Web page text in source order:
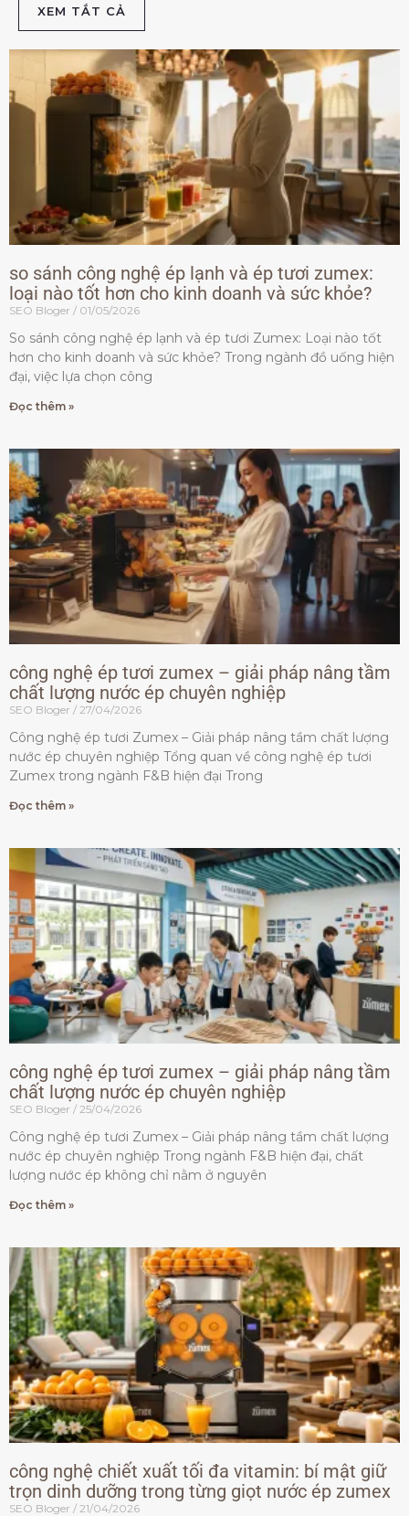
XEM TẮT CẢ
so sánh công nghệ ép lạnh và ép tươi zumex:
loại nào tốt hơn cho kinh doanh và sức khỏe?
SEO Bloger 01/05/2026
So sánh công nghệ ép lạnh và ép tươi Zumex: Loại nào tốt
hơn cho kinh doanh và sức khỏe? Trong ngành đồ uống hiện
đại, việc lựa chọn công
Đọc thêm »
công nghệ ép tươi zumex – giải pháp nâng tầm
chất lượng nước ép chuyên nghiệp
SEO Bloger 27/04/2026
Công nghệ ép tươi Zumex – Giải pháp nâng tầm chất lượng
nước ép chuyên nghiệp Tổng quan về công nghệ ép tươi
Zumex trong ngành F&B hiện đại Trong
Đọc thêm »
công nghệ ép tươi zumex – giải pháp nâng tầm
chất lượng nước ép chuyên nghiệp
SEO Bloger 25/04/2026
Công nghệ ép tươi Zumex – Giải pháp nâng tầm chất lượng
nước ép chuyên nghiệp Trong ngành F&B hiện đại, chất
lượng nước ép không chỉ nằm ở nguyên
Đọc thêm »
công nghệ chiết xuất tối đa vitamin: bí mật giữ
trọn dinh dưỡng trong từng giọt nước ép zumex
SEO Bloger 21/04/2026